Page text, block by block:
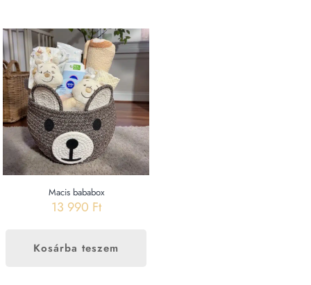
Macis bababox
13 990 Ft
Kosárba teszem